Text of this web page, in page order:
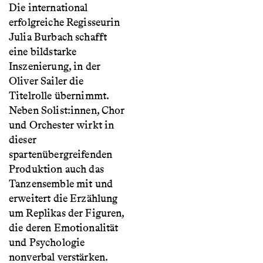
Die international
erfolgreiche Regisseurin
Julia Burbach schafft
eine bildstarke
Inszenierung, in der
Oliver Sailer die
Titelrolle übernimmt.
Neben Solist:innen, Chor
und Orchester wirkt in
dieser
spartenübergreifenden
Produktion auch das
Tanzensemble mit und
erweitert die Erzählung
um Replikas der Figuren,
die deren Emotionalität
und Psychologie
nonverbal verstärken.